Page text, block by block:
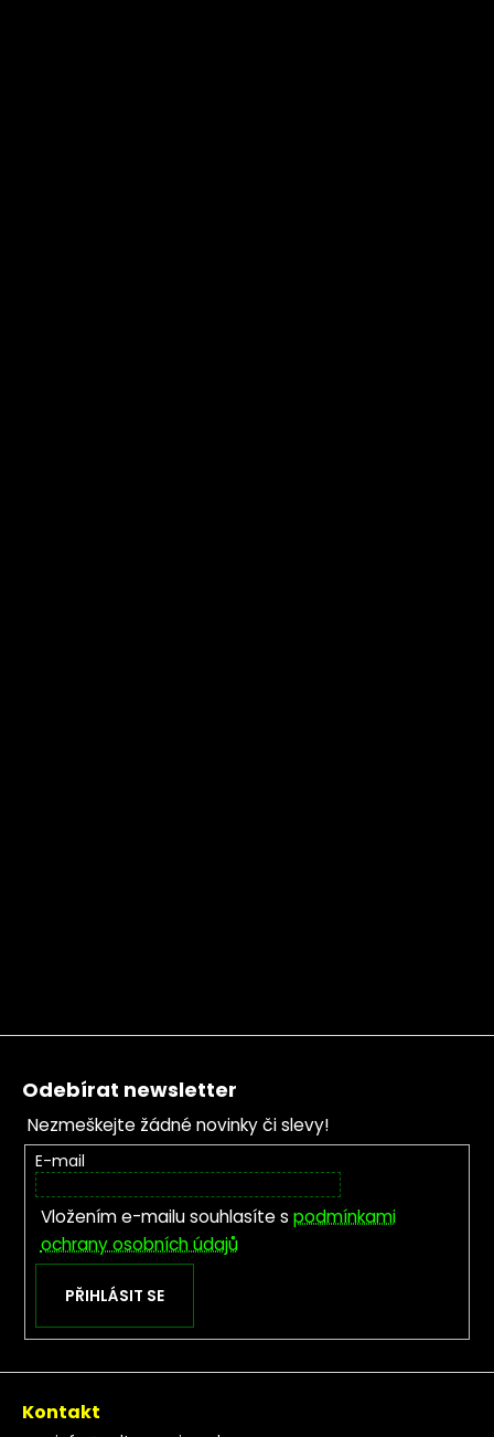
Zápatí
Odebírat newsletter
Nezmeškejte žádné novinky či slevy!
E-mail
Vložením e-mailu souhlasíte s podmínkami
ochrany osobních údajů
PŘIHLÁSIT SE
Kontakt